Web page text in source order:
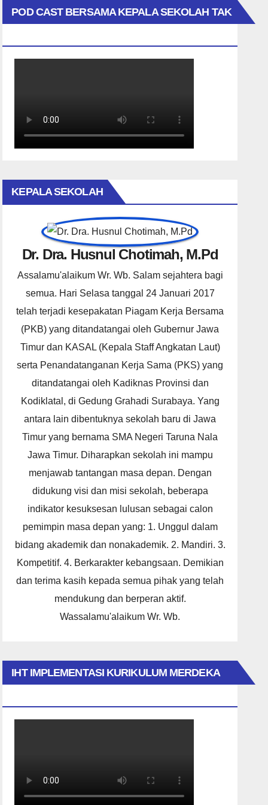
POD CAST BERSAMA KEPALA SEKOLAH TAK
KEPALA SEKOLAH
Dr. Dra. Husnul Chotimah, M.Pd
Assalamu'alaikum Wr. Wb. Salam sejahtera bagi
semua. Hari Selasa tanggal 24 Januari 2017
telah terjadi kesepakatan Piagam Kerja Bersama
(PKB) yang ditandatangai oleh Gubernur Jawa
Timur dan KASAL (Kepala Staff Angkatan Laut)
serta Penandatanganan Kerja Sama (PKS) yang
ditandatangai oleh Kadiknas Provinsi dan
Kodiklatal, di Gedung Grahadi Surabaya. Yang
antara lain dibentuknya sekolah baru di Jawa
Timur yang bernama SMA Negeri Taruna Nala
Jawa Timur. Diharapkan sekolah ini mampu
menjawab tantangan masa depan. Dengan
didukung visi dan misi sekolah, beberapa
indikator kesuksesan lulusan sebagai calon
pemimpin masa depan yang: 1. Unggul dalam
bidang akademik dan nonakademik. 2. Mandiri. 3.
Kompetitif. 4. Berkarakter kebangsaan. Demikian
dan terima kasih kepada semua pihak yang telah
mendukung dan berperan aktif.
Wassalamu'alaikum Wr. Wb.
IHT IMPLEMENTASI KURIKULUM MERDEKA